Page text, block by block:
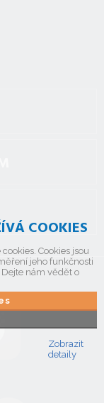
COOKIES
Cookies jsou
jeho funkčnosti
nám vědět o
Zobrazit
detaily